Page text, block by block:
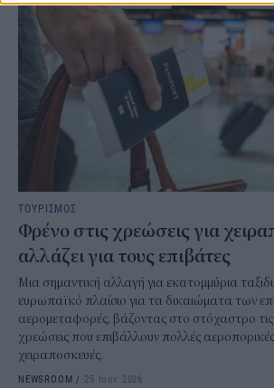
ΤΟΥΡΙΣΜΟΣ
Φρένο στις χρεώσεις για
αλλάζει για τους επιβάτες
Μια σημαντική αλλαγή για εκατομμύρια
ευρωπαϊκό πλαίσιο για τα δικαιώματα των
αερομεταφορές, βάζοντας στο στόχαστρο
χρεώσεις που επιβάλλουν πολλές αεροπορικές
χειραποσκευές.
NEWSROOM / 25 Ιουν 2026